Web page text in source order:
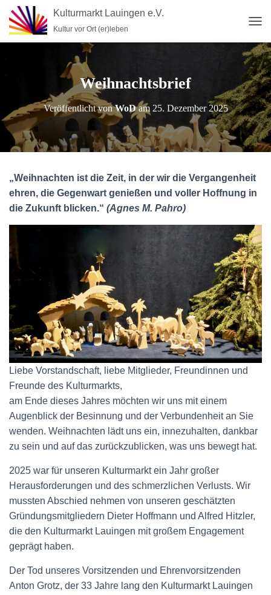
Kulturmarkt Lauingen e.V.
Kultur vor Ort (er)leben
A
V
I
G
A
T
I
O
N
U
C
H
T
E
N
Weihnachtsbrief
Veröffentlicht vonWoDam 25. Dezember 2025
„Weihnachten ist die Zeit, in der wir die Vergangenheit
ehren, die Gegenwart genießen und voller Hoffnung in
die Zukunft blicken.“ (Agnes M. Pahro)
Liebe Vorstandschaft, liebe Mitglieder, Freundinnen und
Freunde des Kulturmarkts,
am Ende dieses Jahres möchten wir uns mit einem
Augenblick der Besinnung und der Verbundenheit an Sie
wenden. Weihnachten lädt uns ein, innezuhalten, dankbar
zu sein und auf das zurückzublicken, was uns bewegt hat.
2025 war für unseren Kulturmarkt ein Jahr großer
Herausforderungen und des schmerzlichen Verlusts. Wir
mussten Abschied nehmen von unseren geschätzten
Gründungsmitgliedern Dieter Hoffmann und Alfred Hitzler,
die den Kulturmarkt Lauingen mit großem Engagement
geprägt haben.
Der Tod unseres Vorsitzenden und Ehrenvorsitzenden
Anton Grotz, der 33 Jahre lang den Kulturmarkt Lauingen